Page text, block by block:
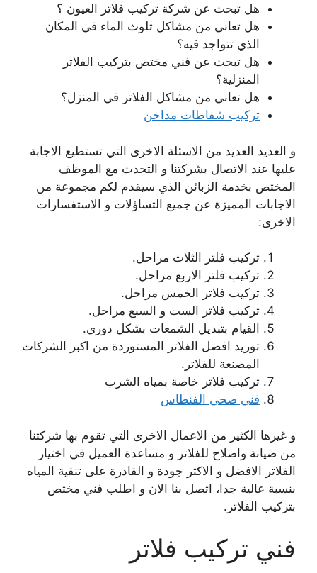
هل تبحث عن شركة تركيب فلاتر العيون ؟
هل تعاني من مشاكل تلوث الماء في المكان
الذي تتواجد فيه؟
هل تبحث عن فني مختص بتركيب الفلاتر
المنزلية؟
هل تعاني من مشاكل الفلاتر في المنزل؟
تركيب شفاطات مداخن
و العديد العديد من الاسئلة الاخرى التي تستطيع الاجابة
عليها عند الاتصال بشركتنا و التحدث مع الموظف
المختص بخدمة الزبائن الذي سيقدم لكم مجموعة من
الاجابات المميزة عن جميع التساؤلات و الاستفسارات
الاخرى:
تركيب فلتر الثلاث مراحل.
تركيب فلتر الاربع مراحل.
تركيب فلاتر الخمس مراحل.
تركيب فلاتر الست و السبع مراحل.
القيام بتبديل الشمعات بشكل دوري.
توريد افضل الفلاتر المستوردة من اكبر الشركات
المصنعة للفلاتر.
تركيب فلاتر خاصة بمياه الشرب
فني صحي الفنطاس
و غيرها الكثير من الاعمال الاخرى التي تقوم بها شركتنا
من صيانة واصلاح للفلاتر و مساعدة العميل في اختيار
الفلاتر الافضل و الاكثر جودة و القادرة على تنقية المياه
بنسبة عالية جدا، اتصل بنا الان و اطلب فني مختص
بتركيب الفلاتر.
فني تركيب فلاتر